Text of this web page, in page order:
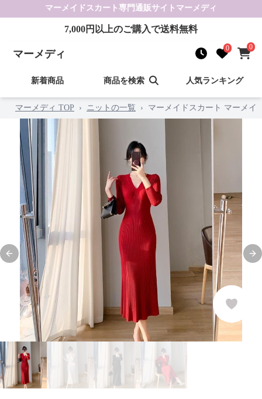
マーメイドスカート 専門通販サイト マーメディ
7,000円以上のご購入で送料無料
マーメディ 0 0
新着商品 商品を検索 人気ランキング
マーメディ TOP › ニットの一覧 › マーメイドスカート マーメイ
Previous slide